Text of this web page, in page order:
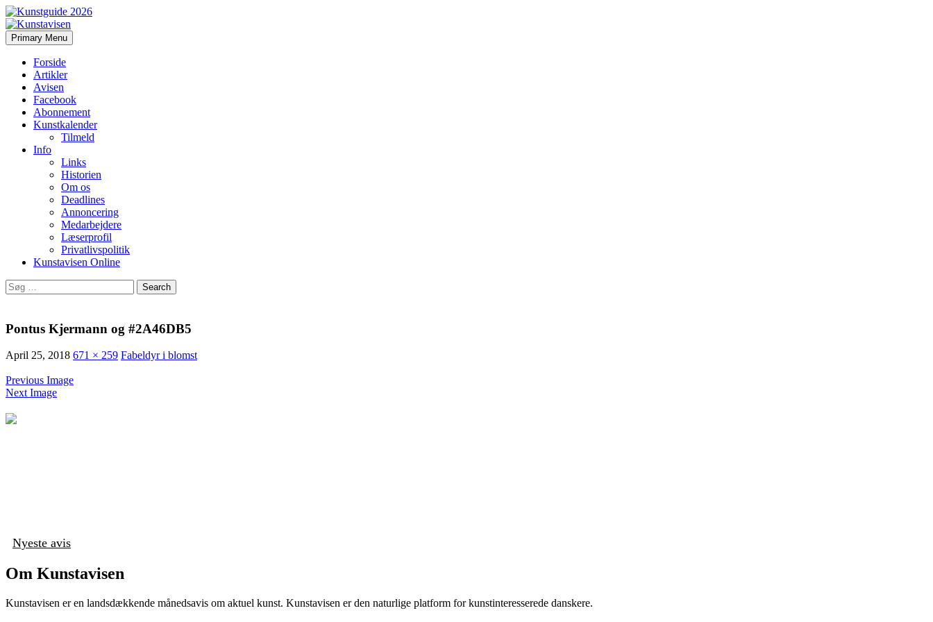
Kunstavisen
Search
Primary Menu Skip
to
Forside
Artikler
Avisen
Facebook
Abonnement
Kunstkalender
Tilmeld
Info
Links
Historien
Om os
Deadlines
Annoncering
Medarbejdere
Læserprofil
Privatlivspolitik
Kunstavisen Online
Search
for:
Pontus Kjermann og #2A46DB5
April 25, 2018 671 × 259 Fabeldyr i blomst
Previous Image
Next Image
Nyeste avis
Om Kunstavisen
Kunstavisen er en landsdækkende månedsavis om aktuel kunst. Kunstavisen er den naturlige platform for kunstinteresserede danskere.